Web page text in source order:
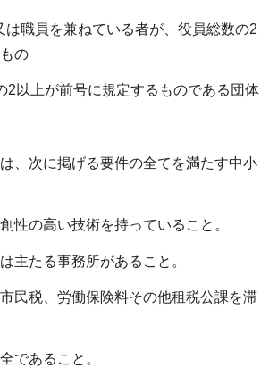
職員を兼ねている者が、役員総数の2
の
2以上が前号に規定するものである団体
、次に掲げる要件の全てを満たす中小
性の高い技術を持っていること。
主たる事務所があること。
民税、労働保険料その他租税公課を滞
であること。